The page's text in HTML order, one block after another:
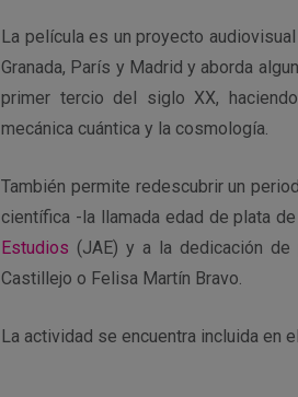
La película es un proyecto
Granada, París y Madrid y aborda
primer tercio del siglo XX,
mecánica cuántica y la cosmología.
También permite redescubrir un
científica -la llamada edad de plata
Estudios (JAE) y a la dedicación de
Castillejo o Felisa Martín Bravo.
La actividad se encuentra incluida en